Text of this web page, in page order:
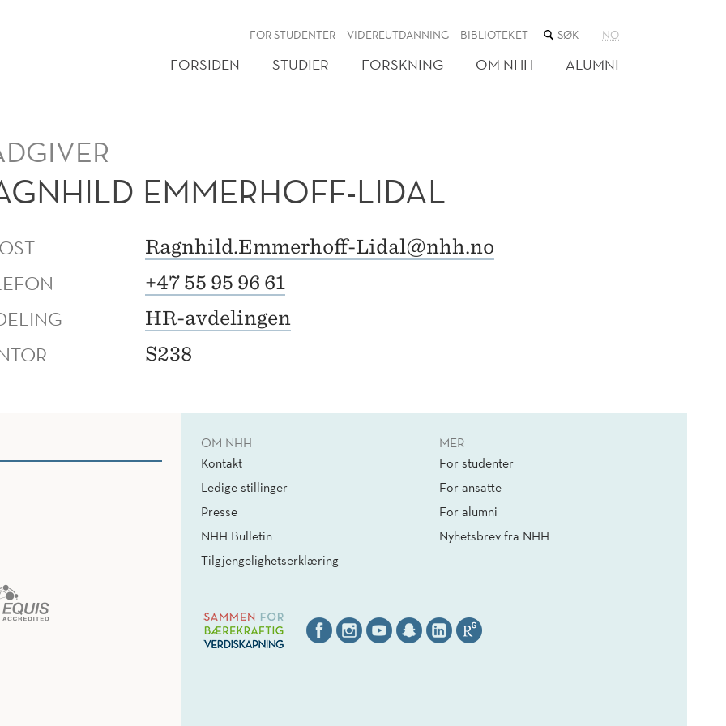
FOR STUDENTER VIDEREUTDANNING BIBLIOTEKET SØK
NETTSTEDET
NO
FORSIDEN STUDIER FORSKNING OM NHH ALUMNI
EMMERHOFF-LIDAL
Ragnhild.Emmerhoff-Lidal@nhh.no
+47 55 95 96 61
HR-avdelingen
S238
OM NHH
Kontakt
Ledige stillinger
Presse
NHH Bulletin
Tilgjengelighetserklæring
MER
For studenter
For ansatte
For alumni
Nyhetsbrev fra NHH